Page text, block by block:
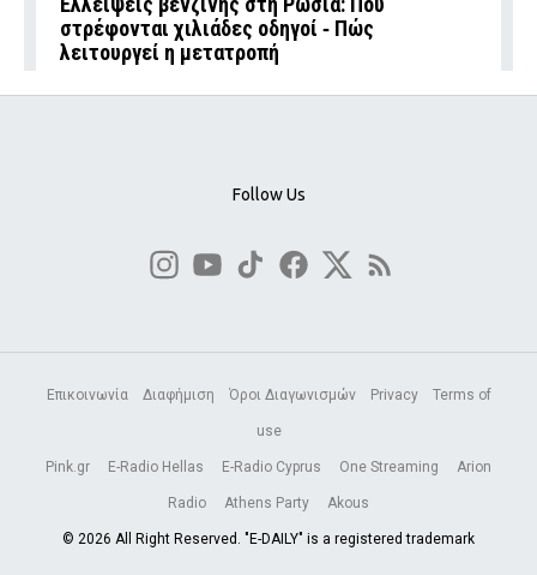
στρέφονται χιλιάδες οδηγοί ‑ Πώς
λειτουργεί η μετατροπή
Follow Us
Επικοινωνία Διαφήμιση Όροι Διαγωνισμών Privacy Terms of
use
Pink.gr E-Radio Hellas E-Radio Cyprus One Streaming Arion
Radio Athens Party Akous
© 2026 All Right Reserved. "E-DAILY" is a registered trademark